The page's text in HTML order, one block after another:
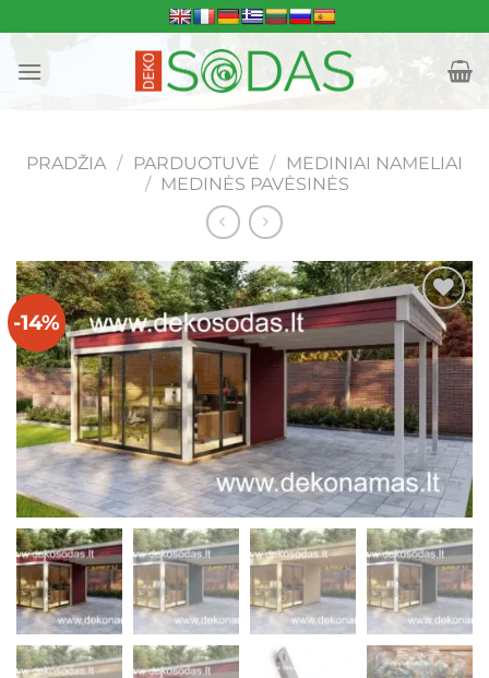
to
content
PRADŽIA / PARDUOTUVĖ /
MEDINIAI NAMELIAI
/
MEDINĖS PAVĖSINĖS
-14% Mėgstamiausias